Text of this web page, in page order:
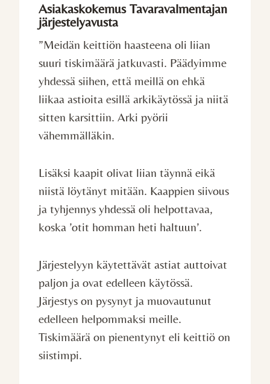
Asiakaskokemus Tavaravalmentajan
järjestelyavusta
”Meidän keittiön haasteena oli liian
suuri tiskimäärä jatkuvasti. Päädyimme
yhdessä siihen, että meillä on ehkä
liikaa astioita esillä arkikäytössä ja niitä
sitten karsittiin. Arki pyörii
vähemmälläkin.
Lisäksi kaapit olivat liian täynnä eikä
niistä löytänyt mitään. Kaappien siivous
ja tyhjennys yhdessä oli helpottavaa,
koska ’otit homman heti haltuun’.
Järjestelyyn käytettävät astiat auttoivat
paljon ja ovat edelleen käytössä.
Järjestys on pysynyt ja muovautunut
edelleen helpommaksi meille.
Tiskimäärä on pienentynyt eli keittiö on
siistimpi.